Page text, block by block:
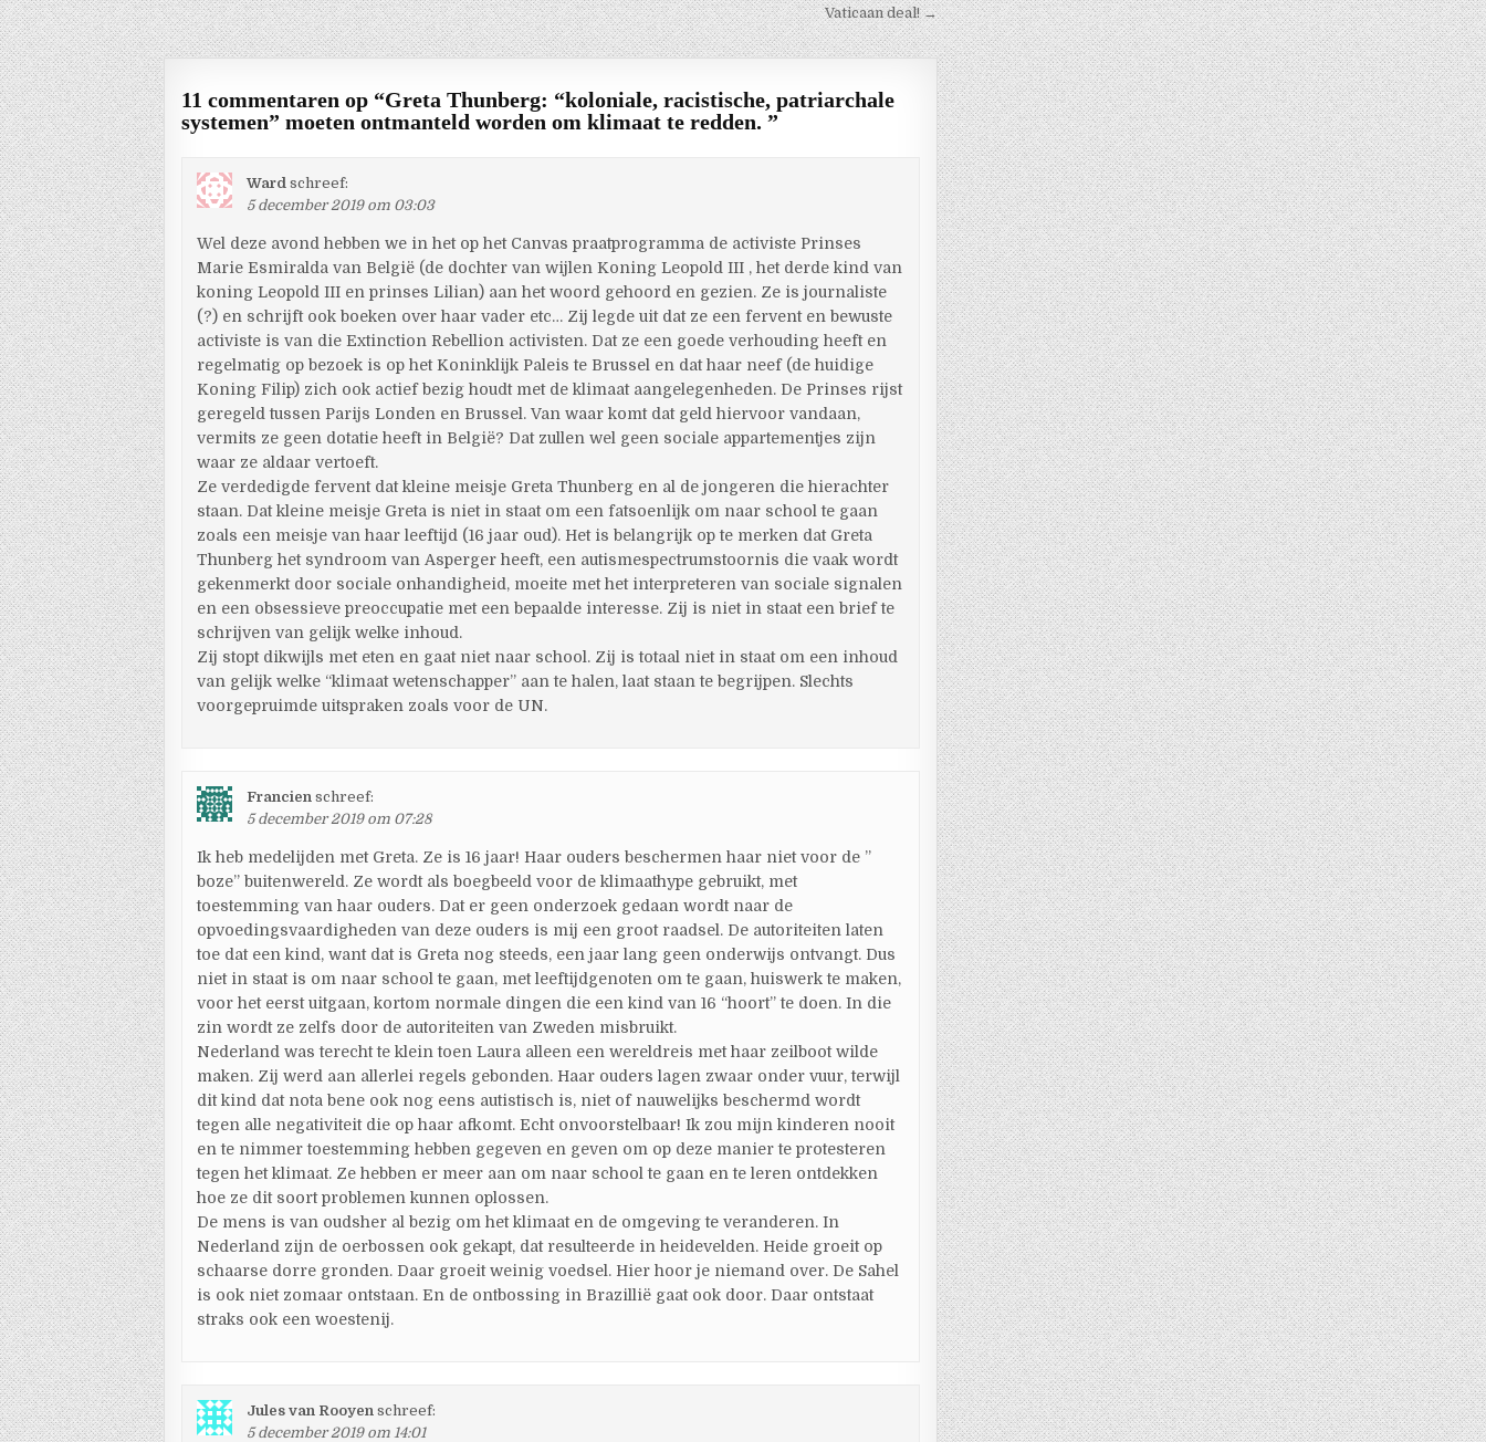
Vaticaan deal! →
11 commentaren op “Greta Thunberg: “koloniale, racistische, patriarchale
systemen” moeten ontmanteld worden om klimaat te redden.”
Ward schreef:
5 december 2019 om 03:03
Wel deze avond hebben we in het op het Canvas praatprogramma de activiste Prinses
Marie Esmiralda van België (de dochter van wijlen Koning Leopold III , het derde kind van
koning Leopold III en prinses Lilian) aan het woord gehoord en gezien. Ze is journaliste
(?) en schrijft ook boeken over haar vader etc… Zij legde uit dat ze een fervent en bewuste
activiste is van die Extinction Rebellion activisten. Dat ze een goede verhouding heeft en
regelmatig op bezoek is op het Koninklijk Paleis te Brussel en dat haar neef (de huidige
Koning Filip) zich ook actief bezig houdt met de klimaat aangelegenheden. De Prinses rijst
geregeld tussen Parijs Londen en Brussel. Van waar komt dat geld hiervoor vandaan,
vermits ze geen dotatie heeft in België? Dat zullen wel geen sociale appartementjes zijn
waar ze aldaar vertoeft.
Ze verdedigde fervent dat kleine meisje Greta Thunberg en al de jongeren die hierachter
staan. Dat kleine meisje Greta is niet in staat om een fatsoenlijk om naar school te gaan
zoals een meisje van haar leeftijd (16 jaar oud). Het is belangrijk op te merken dat Greta
Thunberg het syndroom van Asperger heeft, een autismespectrumstoornis die vaak wordt
gekenmerkt door sociale onhandigheid, moeite met het interpreteren van sociale signalen
en een obsessieve preoccupatie met een bepaalde interesse. Zij is niet in staat een brief te
schrijven van gelijk welke inhoud.
Zij stopt dikwijls met eten en gaat niet naar school. Zij is totaal niet in staat om een inhoud
van gelijk welke “klimaat wetenschapper” aan te halen, laat staan te begrijpen. Slechts
voorgepruimde uitspraken zoals voor de UN.
Francien schreef:
5 december 2019 om 07:28
Ik heb medelijden met Greta. Ze is 16 jaar! Haar ouders beschermen haar niet voor de ”
boze” buitenwereld. Ze wordt als boegbeeld voor de klimaathype gebruikt, met
toestemming van haar ouders. Dat er geen onderzoek gedaan wordt naar de
opvoedingsvaardigheden van deze ouders is mij een groot raadsel. De autoriteiten laten
toe dat een kind, want dat is Greta nog steeds, een jaar lang geen onderwijs ontvangt. Dus
niet in staat is om naar school te gaan, met leeftijdgenoten om te gaan, huiswerk te maken,
voor het eerst uitgaan, kortom normale dingen die een kind van 16 “hoort” te doen. In die
zin wordt ze zelfs door de autoriteiten van Zweden misbruikt.
Nederland was terecht te klein toen Laura alleen een wereldreis met haar zeilboot wilde
maken. Zij werd aan allerlei regels gebonden. Haar ouders lagen zwaar onder vuur, terwijl
dit kind dat nota bene ook nog eens autistisch is, niet of nauwelijks beschermd wordt
tegen alle negativiteit die op haar afkomt. Echt onvoorstelbaar! Ik zou mijn kinderen nooit
en te nimmer toestemming hebben gegeven en geven om op deze manier te protesteren
tegen het klimaat. Ze hebben er meer aan om naar school te gaan en te leren ontdekken
hoe ze dit soort problemen kunnen oplossen.
De mens is van oudsher al bezig om het klimaat en de omgeving te veranderen. In
Nederland zijn de oerbossen ook gekapt, dat resulteerde in heidevelden. Heide groeit op
schaarse dorre gronden. Daar groeit weinig voedsel. Hier hoor je niemand over. De Sahel
is ook niet zomaar ontstaan. En de ontbossing in Brazillië gaat ook door. Daar ontstaat
straks ook een woestenij.
Jules van Rooyen schreef:
5 december 2019 om 14:01